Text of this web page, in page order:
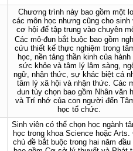
Chương trình này bao gồm một
các môn học nhưng cũng cho sinh
cơ hội để tập trung vào chuyên
Các mô-đun bắt buộc bao gồm
cứu thiết kế thực nghiệm trong
học, nền tảng thần kinh của hành
sức khỏe và tâm lý lâm sàng,
ngữ, nhận thức, sự khác biệt cá
tâm lý xã hội và nhận thức. Các
đun tùy chọn bao gồm Nhân văn
và Trí nhớ của con người đến
học tổ chức.
Sinh viên có thể chọn học ngành
học trong khoa Science hoặc Arts.
chủ đề bắt buộc trong hai năm đầu